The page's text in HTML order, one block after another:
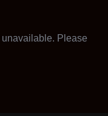
Please